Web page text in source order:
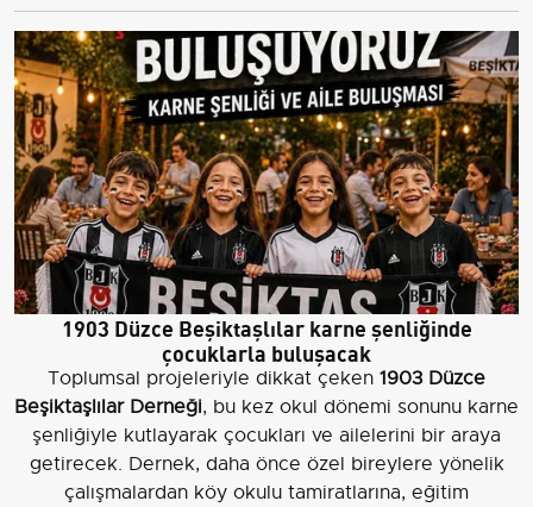
1903 Düzce Beşiktaşlılar karne şenliğinde
çocuklarla buluşacak
Toplumsal projeleriyle dikkat çeken 1903 Düzce
Beşiktaşlılar Derneği, bu kez okul dönemi sonunu karne
şenliğiyle kutlayarak çocukları ve ailelerini bir araya
getirecek. Dernek, daha önce özel bireylere yönelik
çalışmalardan köy okulu tamiratlarına, eğitim